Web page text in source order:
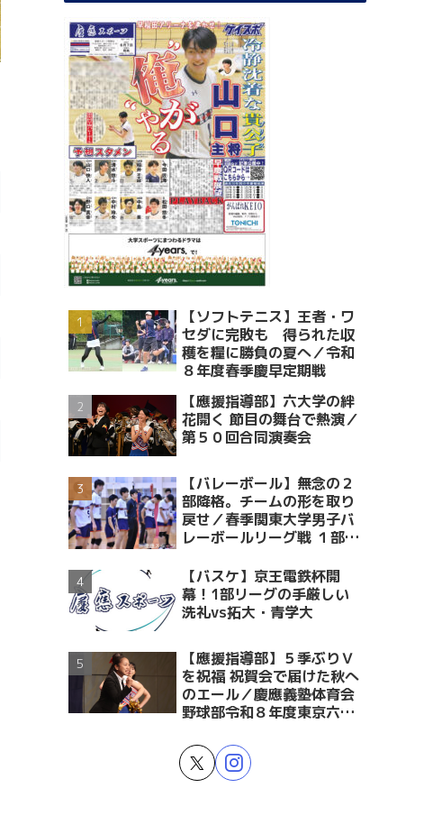
【ソフトテニス】王者・ワ
セダに完敗も 得られた収
穫を糧に勝負の夏へ／令和
８年度春季慶早定期戦
【應援指導部】六大学の絆
花開く 節目の舞台で熱演／
第５０回合同演奏会
【バレーボール】無念の２
部降格。チームの形を取り
戻せ／春季関東大学男子バ
レーボールリーグ戦 １部・
【バスケ】京王電鉄杯開
幕！1部リーグの手厳しい
洗礼vs拓大・青学大
【應援指導部】５季ぶりＶ
を祝福 祝賀会で届けた秋へ
のエール／慶應義塾体育会
野球部令和８年度東京六大
賀会～後編～